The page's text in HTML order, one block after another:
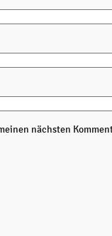
nächsten